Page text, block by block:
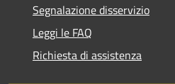
Segnalazione disservizio
Leggi le FAQ
Richiesta di assistenza